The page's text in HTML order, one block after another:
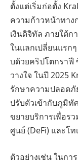
ตั้งแต่เริ่มก่อตั้ง
ความก้าวหน้าทาง
เงินดิจิทัล ภายใต้ก
ในแลกเปลี่ยนแรก
บด้วยคริปโตกราฟี
วางใจ ในปี 2025
รักษาความปลอดภั
ปรับตัวเข้ากับภูมิทั
ขยายบริการเพื่อร
ศูนย์ (DeFi) และโ
ตัวอย่างเช่น ในก